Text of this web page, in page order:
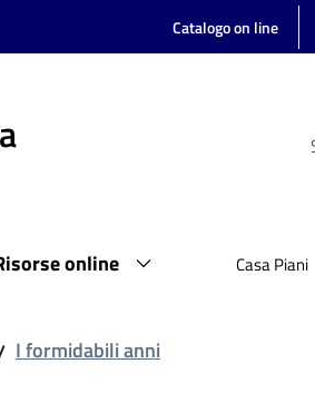
Catalogo on line
online Casa Piani
I formidabili anni